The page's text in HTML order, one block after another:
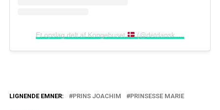
Et opslag delt af Kongehuset (@detdanskekongehus)
LIGNENDE EMNER: PRINS JOACHIM PRINSESSE MARIE